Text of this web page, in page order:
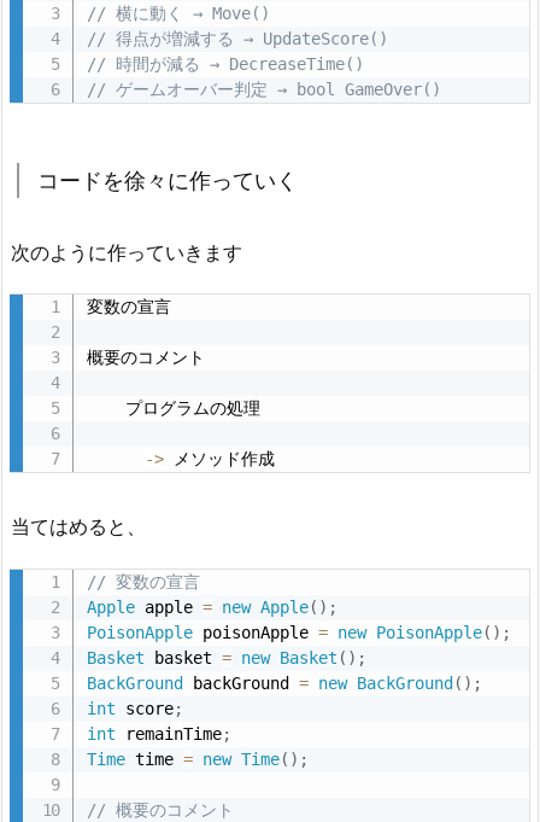
作
成
段
ん
と
に、
足
な
名
詞
動
詞
気
付
い
// 横に動く → Move()
// 得点が増減する → UpdateScore()
// 時間が減る → DecreaseTime()
// ゲームオーバー判定 → bool GameOver()
コードを徐々に作っていく
次のように作っていきます
変数の宣言
概要のコメント
    プログラムの処理
-> メソッド作成
当てはめると、
// 変数の宣言
Apple apple = new Apple( ) ;
PoisonApple poisonApple = new PoisonApple( ) ;
Basket basket = new Basket ( ) ;
BackGround
backGround = new BackGround ( ) ;
int score;
int remainTime;
Time time = new Time( ) ;
// 概要のコメント